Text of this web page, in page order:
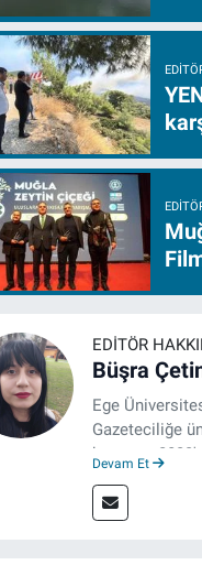
EDITÖR
Büşra
Ege
Gazeteciliğe
hayatına
Devam Et